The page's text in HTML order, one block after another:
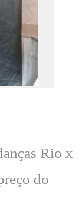
Rio x
do